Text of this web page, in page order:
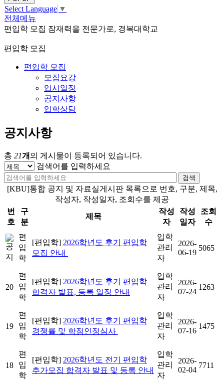
Select Language ▼
전체메뉴
편입학 모집 잠재력을 전문가로, 경복대학교
편입학 모집
편입학 모집
모집요강
입시일정
공지사항
입학상담
공지사항
총 21개 의 게시물이 등록되어 있습니다.
검색어를 입력하세요
검색
[KBU]통합 공지 및 자료실게시판 목록으로 번호, 구분, 제목,
작성자, 작성일자, 조회수를 제공
번
호
구
분
제목
작성
자
작성
일자
조회
수
편
입
학
[편입학] 2026학년도 후기 편입학
모집 안내
입학
관리
자
2026-
06-19
5065
20
편
입
학
[편입학] 2026학년도 후기 편입학
합격자 발표, 등록 일정 안내
입학
관리
자
2026-
07-24
1263
19
편
입
학
[편입학] 2026학년도 후기 편입학
경쟁률 및 학점인정심사
입학
관리
자
2026-
07-16
1475
18
편
입
학
[편입학] 2026학년도 전기 편입학
추가모집 합격자 발표 및 등록 안내
입학
관리
자
2026-
02-04
7711